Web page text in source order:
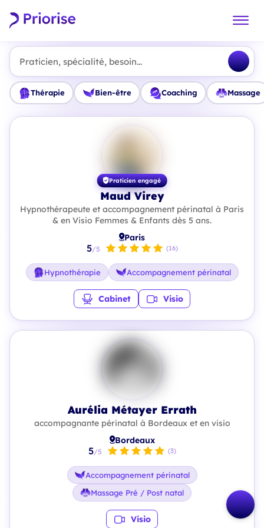
Praticien, spécialité, besoin...
Thérapie Bien-être Coaching Massage
Praticien engagé
Maud Virey
Hypnothérapeute et accompagnement périnatal à Paris
& en Visio Femmes & Enfants dès 5 ans.
Paris
5/5 (16)
Hypnothérapie Accompagnement périnatal
Cabinet Visio
Aurélia Métayer Errath
accompagnante périnatal à Bordeaux et en visio
Bordeaux
5/5 (3)
Accompagnement périnatal
Massage Pré / Post natal
Visio